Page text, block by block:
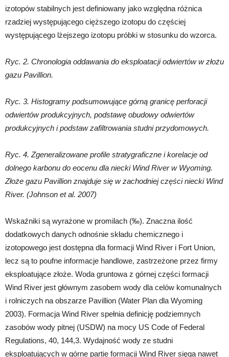
izotopów stabilnych jest definiowany jako względna różnica
rzadziej występującego cięższego izotopu do częściej
występującego lżejszego izotopu próbki w stosunku do wzorca.
Ryc. 2. Chronologia oddawania do eksploatacji odwiertów w złożu
gazu Pavillion.
Ryc. 3. Histogramy podsumowujące górną granicę perforacji
odwiertów produkcyjnych, podstawę obudowy odwiertów
produkcyjnych i podstaw zafiltrowania studni przydomowych.
Ryc. 4. Zgeneralizowane profile stratygraficzne i korelacje od
dolnego karbonu do eocenu dla niecki Wind River w Wyoming.
Złoże gazu Pavillion znajduje się w zachodniej części niecki Wind
River. (Johnson et al. 2007)
Wskaźniki są wyrażone w promilach (‰). Znaczna ilość
dodatkowych danych odnośnie składu chemicznego i
izotopowego jest dostępna dla formacji Wind River i Fort Union,
lecz są to poufne informacje handlowe, zastrzeżone przez firmy
eksploatujące złoże. Woda gruntowa z górnej części formacji
Wind River jest głównym zasobem wody dla celów komunalnych
i rolniczych na obszarze Pavillion (Water Plan dla Wyoming
2003). Formacja Wind River spełnia definicję podziemnych
zasobów wody pitnej (USDW) na mocy US Code of Federal
Regulations, 40, 144,3. Wydajność wody ze studni
eksploatujących w górne partie formacji Wind River sięga nawet